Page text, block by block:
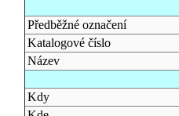
Předběžné označení
Katalogové číslo
Název
Kdy